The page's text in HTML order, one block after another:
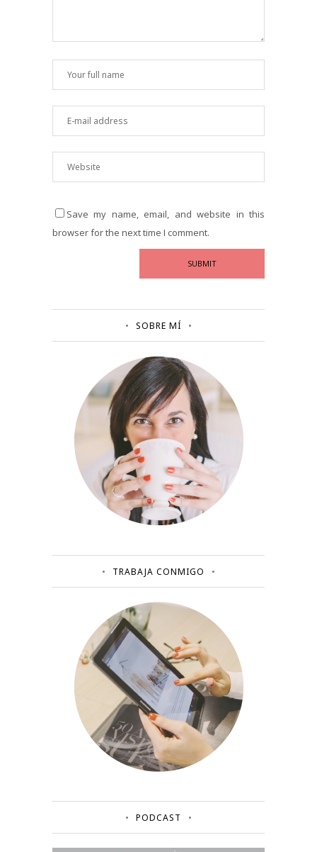
Save my name, email, and website in this
browser for the next time I comment.
SOBRE MÍ
TRABAJA CONMIGO
PODCAST